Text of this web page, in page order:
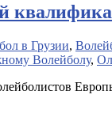
в Грузии,
Волейболу,